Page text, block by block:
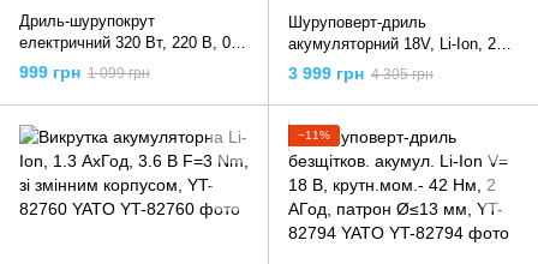
Дриль-шурупокрут
електричний 320 Вт, 220 В, 0-
750 об/хв, 0.8-10 мм, 10 Нм,
DT-0103 INTERTOOL
999 грн 1 099 грн
Шуруповерт-дриль
акумуляторний 18V, Li-Ion, 2
Агод, KM- 40 Нм, патрон Ø≤13
мм, YT-82780 YATO
3 999 грн 4 305 грн
−11%